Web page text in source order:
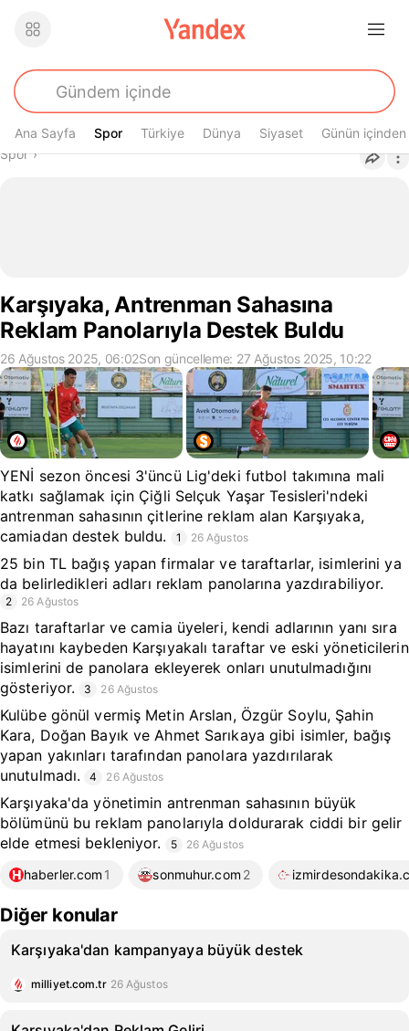
Ana Sayfa Spor
Spor Türkiye Dünya Siyaset Günün içinden
Buradasın
Spor›
Karşıyaka, Antrenman Sahasına
Reklam Panolarıyla Destek Buldu
26 Ağustos 2025, 06:02Son güncelleme: 27 Ağustos 2025, 10:22
YENİ sezon öncesi 3'üncü Lig'deki futbol takımına mali
katkı sağlamak için Çiğli Selçuk Yaşar Tesisleri'ndeki
antrenman sahasının çitlerine reklam alan Karşıyaka,
camiadan destek buldu.
1 26 Ağustos
25 bin TL bağış yapan firmalar ve taraftarlar, isimlerini ya
da belirledikleri adları reklam panolarına yazdırabiliyor.
2 26 Ağustos
Bazı taraftarlar ve camia üyeleri, kendi adlarının yanı sıra
hayatını kaybeden Karşıyakalı taraftar ve eski yöneticilerin
isimlerini de panolara ekleyerek onları unutulmadığını
gösteriyor.
3 26 Ağustos
Kulübe gönül vermiş Metin Arslan, Özgür Soylu, Şahin
Kara, Doğan Bayık ve Ahmet Sarıkaya gibi isimler, bağış
yapan yakınları tarafından panolara yazdırılarak
unutulmadı.
4 26 Ağustos
Karşıyaka'da yönetimin antrenman sahasının büyük
bölümünü bu reklam panolarıyla doldurarak ciddi bir gelir
elde etmesi bekleniyor.
5 26 Ağustos
haberler.com 1 sonmuhur.com 2
Diğer konular
Karşıyaka'dan kampanyaya büyük destek
milliyet.com.tr 26 Ağustos